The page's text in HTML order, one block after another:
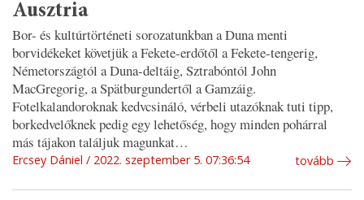
Ausztria
Bor- és kultúrtörténeti sorozatunkban a Duna menti
borvidékeket követjük a Fekete-erdőtől a Fekete-tengerig,
Németországtól a Duna-deltáig, Sztrabóntól John
MacGregorig, a Spätburgundertől a Gamzáig.
Fotelkalandoroknak kedvcsináló, vérbeli utazóknak tuti tipp,
borkedvelőknek pedig egy lehetőség, hogy minden pohárral
más tájakon találjuk magunkat…
Ercsey Dániel 2022. szeptember 5. 07:36:54 tovább